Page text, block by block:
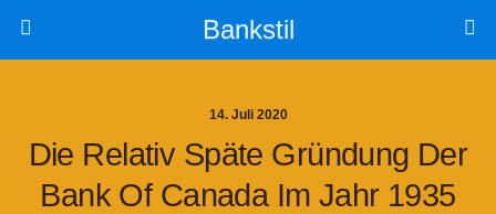
Bankstil
14. Juli 2020
Die Rela­tiv Spä­te Grün­dung Der
Bank Of Cana­da Im Jahr 1935